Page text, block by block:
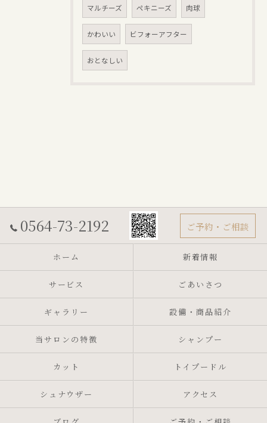
マルチーズ ペキニーズ 肉球
かわいい ビフォーアフター
おとなしい
0564-73-2192 ご予約・ご相談
ホーム 新着情報
サービス ごあいさつ
ギャラリー 設備・商品紹介
当サロンの特徴 シャンプー
カット トイプードル
シュナウザー アクセス